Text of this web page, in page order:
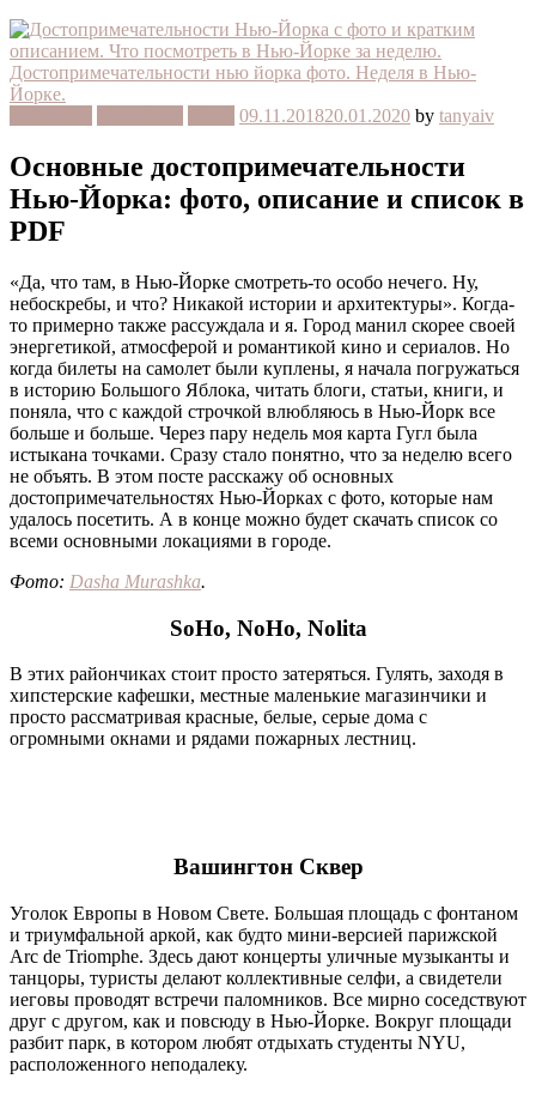
09.11.201820.01.2020 by tanyaiv
Основные достопримечательности
Нью-Йорка: фото, описание и список в
PDF
«Да, что там, в Нью-Йорке смотреть-то особо нечего. Ну,
небоскребы, и что? Никакой истории и архитектуры». Когда-
то примерно также рассуждала и я. Город манил скорее своей
энергетикой, атмосферой и романтикой кино и сериалов. Но
когда билеты на самолет были куплены, я начала погружаться
в историю Большого Яблока, читать блоги, статьи, книги, и
поняла, что с каждой строчкой влюбляюсь в Нью-Йорк все
больше и больше. Через пару недель моя карта Гугл была
истыкана точками. Сразу стало понятно, что за неделю всего
не объять. В этом посте расскажу об основных
достопримечательностях Нью-Йорках с фото, которые нам
удалось посетить. А в конце можно будет скачать список со
всеми основными локациями в городе.
Фото: Dasha Murashka.
SoHo, NoHo, Nolita
В этих райончиках стоит просто затеряться. Гулять, заходя в
хипстерские кафешки, местные маленькие магазинчики и
просто рассматривая красные, белые, серые дома с
огромными окнами и рядами пожарных лестниц.
Вашингтон Cквер
Уголок Европы в Новом Свете. Большая площадь с фонтаном
и триумфальной аркой, как будто мини-версией парижской
Arc de Triomphe. Здесь дают концерты уличные музыканты и
танцоры, туристы делают коллективные селфи, а свидетели
иеговы проводят встречи паломников. Все мирно соседствуют
друг с другом, как и повсюду в Нью-Йорке. Вокруг площади
разбит парк, в котором любят отдыхать студенты NYU,
расположенного неподалеку.